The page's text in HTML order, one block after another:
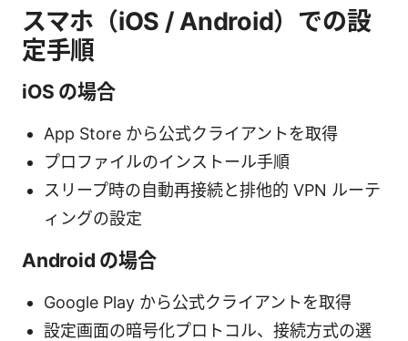
スマホ（iOS / Android）での設
定手順
iOS の場合
App Store から公式クライアントを取得
プロファイルのインストール手順
スリープ時の自動再接続と排他的 VPN ルーテ
ィングの設定
Android の場合
Google Play から公式クライアントを取得
設定画面の暗号化プロトコル、接続方式の選